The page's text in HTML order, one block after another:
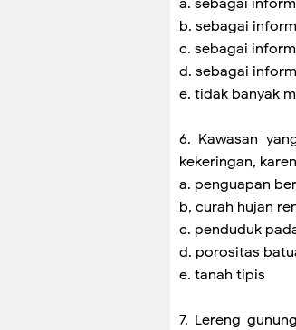
a. sebagai
b. sebagai
c. sebagai
d. sebagai
e. tidak banyak
6. Kawasan
kekeringan,
a. penguapan
b, curah hujan
c. penduduk
d. porositas
e. tanah tipis
7. Lereng